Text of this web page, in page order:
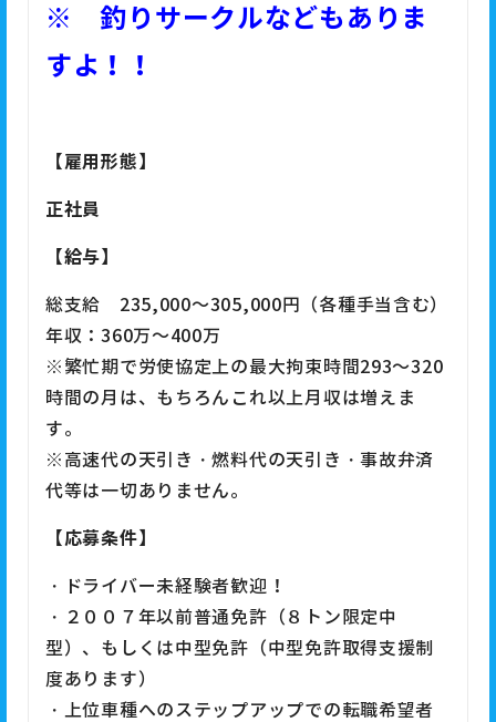
※
釣りサークルなどもありま
すよ！！
【雇用形態】
正社員
【給与】
総支給 235,000～305,000円（各種手当含む）
年収：360万～400万
※繁忙期で労使協定上の最大拘束時間293～320
時間の月は、もちろんこれ以上月収は増えま
す。
※高速代の天引き・燃料代の天引き・事故弁済
代等は一切ありません。
【応募条件】
・ドライバー未経験者歓迎！
・２００７年以前普通免許（８トン限定中
型）、もしくは中型免許（中型免許取得支援制
度あります）
・上位車種へのステップアップでの転職希望者